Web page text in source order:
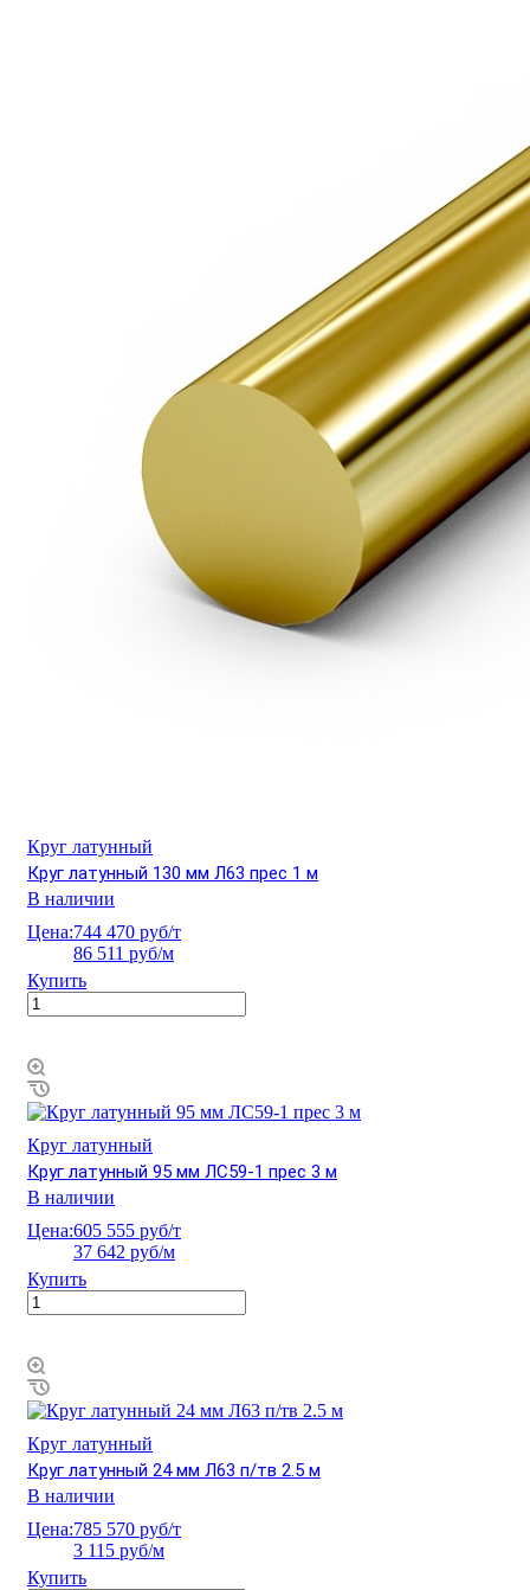
Круг латунный
Круг латунный 130 мм Л63 прес 1 м
В наличии
Цена:744 470 руб/т
86 511 руб/м
Купить
Круг латунный
Круг латунный 95 мм ЛС59-1 прес 3 м
В наличии
Цена:605 555 руб/т
37 642 руб/м
Купить
Круг латунный
Круг латунный 24 мм Л63 п/тв 2.5 м
В наличии
Цена:785 570 руб/т
3 115 руб/м
Купить